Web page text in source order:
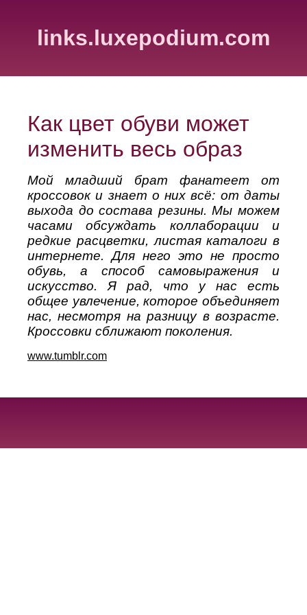
links.luxepodium.com
Как цвет обуви может
изменить весь образ
Мой младший брат фанатеет от
кроссовок и знает о них всё: от даты
выхода до состава резины. Мы можем
часами обсуждать коллаборации и
редкие расцветки, листая каталоги в
интернете. Для него это не просто
обувь, а способ самовыражения и
искусство. Я рад, что у нас есть
общее увлечение, которое объединяет
нас, несмотря на разницу в возрасте.
Кроссовки сближают поколения.
www.tumblr.com